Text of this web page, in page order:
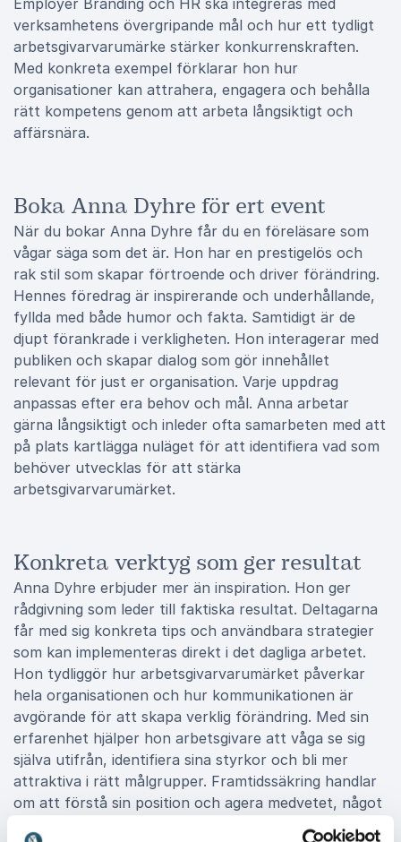
Employer Branding och HR ska integreras med
verksamhetens övergripande mål och hur ett tydligt
arbetsgivarvarumärke stärker konkurrenskraften.
Med konkreta exempel förklarar hon hur
organisationer kan attrahera, engagera och behålla
rätt kompetens genom att arbeta långsiktigt och
affärsnära.
Boka Anna Dyhre för ert event
När du bokar Anna Dyhre får du en föreläsare som
vågar säga som det är. Hon har en prestigelös och
rak stil som skapar förtroende och driver förändring.
Hennes föredrag är inspirerande och underhållande,
fyllda med både humor och fakta. Samtidigt är de
djupt förankrade i verkligheten. Hon interagerar med
publiken och skapar dialog som gör innehållet
relevant för just er organisation. Varje uppdrag
anpassas efter era behov och mål. Anna arbetar
gärna långsiktigt och inleder ofta samarbeten med att
på plats kartlägga nuläget för att identifiera vad som
behöver utvecklas för att stärka
arbetsgivarvarumärket.
Konkreta verktyg som ger resultat
Anna Dyhre erbjuder mer än inspiration. Hon ger
rådgivning som leder till faktiska resultat. Deltagarna
får med sig konkreta tips och användbara strategier
som kan implementeras direkt i det dagliga arbetet.
Hon tydliggör hur arbetsgivarvarumärket påverkar
hela organisationen och hur kommunikationen är
avgörande för att skapa verklig förändring. Med sin
erfarenhet hjälper hon arbetsgivare att våga se sig
själva utifrån, identifiera sina styrkor och bli mer
attraktiva i rätt målgrupper. Framtidssäkring handlar
om att förstå sin position och agera medvetet, något